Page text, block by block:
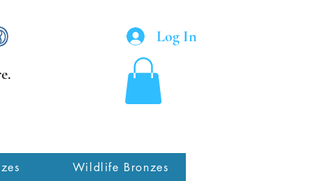
Log In
Wildlife Bronzes